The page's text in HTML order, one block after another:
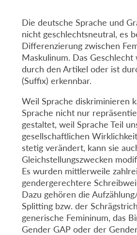
Die deutsche Sprache und
nicht geschlechtsneutral, es
Differenzierung zwischen
Maskulinum. Das
durch den Artikel oder ist
(Suffix) erkennbar.
Weil Sprache diskriminieren
Sprache nicht nur
gestaltet, weil Sprache Teil
gesellschaftlichen
stetig verändert, kann sie
Gleichstellungszwecken
Es wurden mittlerweile
gendergerechtere
Dazu gehören die
Splitting bzw. der
generische Femininum, das
Gender GAP oder der